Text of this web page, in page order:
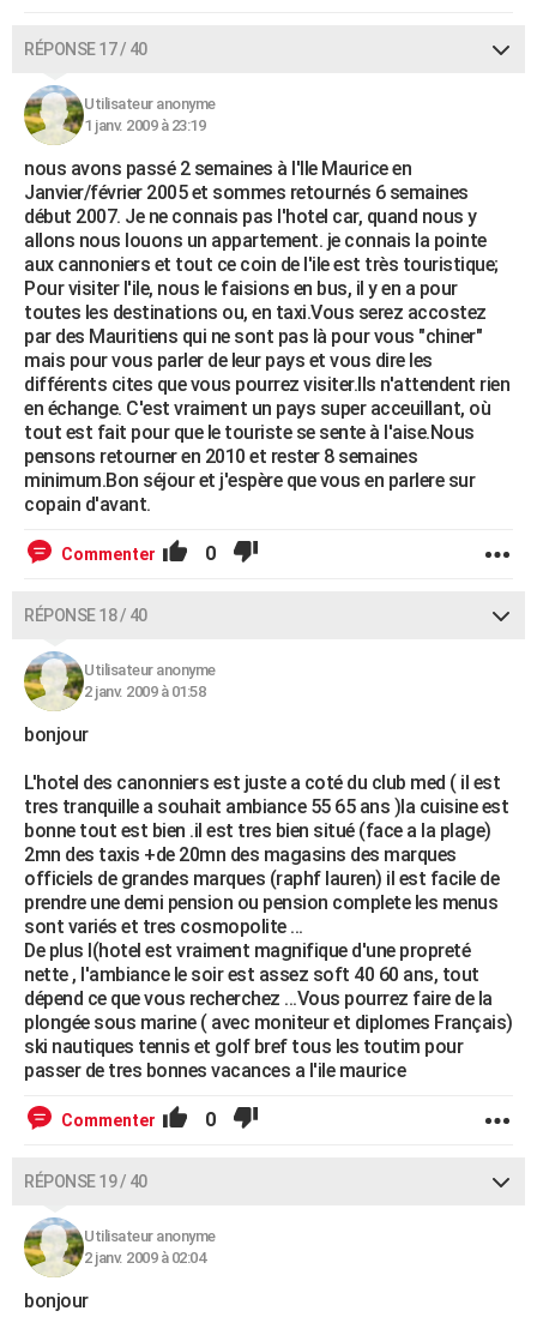
RÉPONSE 17 / 40
Utilisateur anonyme
1 janv. 2009 à 23:19
nous avons passé 2 semaines à l'Ile Maurice en
Janvier/février 2005 et sommes retournés 6 semaines
début 2007. Je ne connais pas l'hotel car, quand nous y
allons nous louons un appartement. je connais la pointe
aux cannoniers et tout ce coin de l'ile est très touristique;
Pour visiter l'ile, nous le faisions en bus, il y en a pour
toutes les destinations ou, en taxi.Vous serez accostez
par des Mauritiens qui ne sont pas là pour vous "chiner"
mais pour vous parler de leur pays et vous dire les
différents cites que vous pourrez visiter.Ils n'attendent rien
en échange. C'est vraiment un pays super acceuillant, où
tout est fait pour que le touriste se sente à l'aise.Nous
pensons retourner en 2010 et rester 8 semaines
minimum.Bon séjour et j'espère que vous en parlere sur
copain d'avant.
Commenter 0
RÉPONSE 18 / 40
Utilisateur anonyme
2 janv. 2009 à 01:58
bonjour
L'hotel des canonniers est juste a coté du club med ( il est
tres tranquille a souhait ambiance 55 65 ans )la cuisine est
bonne tout est bien .il est tres bien situé (face a la plage)
2mn des taxis +de 20mn des magasins des marques
officiels de grandes marques (raphf lauren) il est facile de
prendre une demi pension ou pension complete les menus
sont variés et tres cosmopolite ...
De plus l(hotel est vraiment magnifique d'une propreté
nette , l'ambiance le soir est assez soft 40 60 ans, tout
dépend ce que vous recherchez ...Vous pourrez faire de la
plongée sous marine ( avec moniteur et diplomes Français)
ski nautiques tennis et golf bref tous les toutim pour
passer de tres bonnes vacances a l'ile maurice
Commenter 0
RÉPONSE 19 / 40
Utilisateur anonyme
2 janv. 2009 à 02:04
bonjour